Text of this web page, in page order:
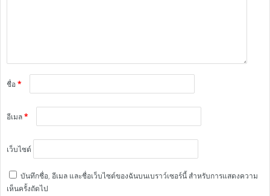
ชื่อ*
อีเมล*
เว็บไซต์
บันทึกชื่อ, อีเมล และชื่อเว็บไซต์ของฉันบนเบราว์เซอร์นี้ สำหรับการแสดงความ
เห็นครั้งถัดไป